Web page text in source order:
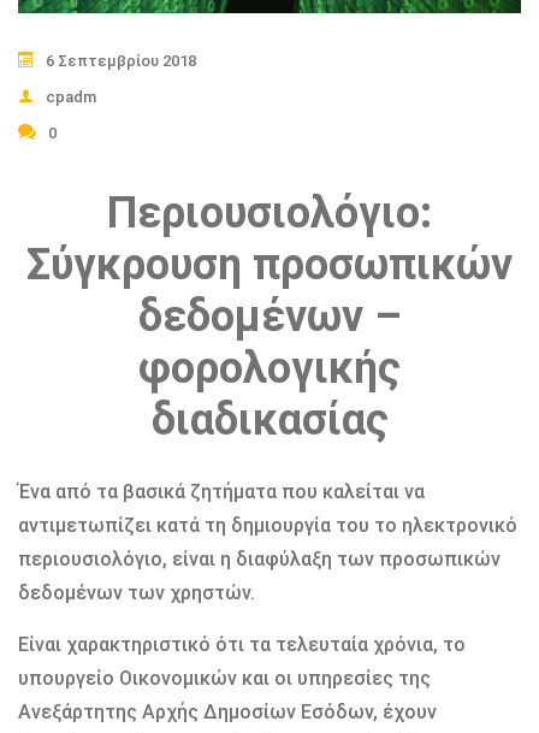
6 Σεπτεμβρίου 2018
cpadm
0
Περιουσιολόγιο:
Σύγκρουση προσωπικών
δεδομένων –
φορολογικής
διαδικασίας
Ένα από τα βασικά ζητήματα που καλείται να
αντιμετωπίζει κατά τη δημιουργία του το ηλεκτρονικό
περιουσιολόγιο, είναι η διαφύλαξη των προσωπικών
δεδομένων των χρηστών.
Είναι χαρακτηριστικό ότι τα τελευταία χρόνια, το
υπουργείο Οικονομικών και οι υπηρεσίες της
Ανεξάρτητης Αρχής Δημοσίων Εσόδων, έχουν